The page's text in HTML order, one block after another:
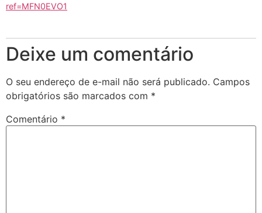
ref=MFN0EVO1
Deixe um comentário
O seu endereço de e-mail não será publicado. Campos
obrigatórios são marcados com *
Comentário *